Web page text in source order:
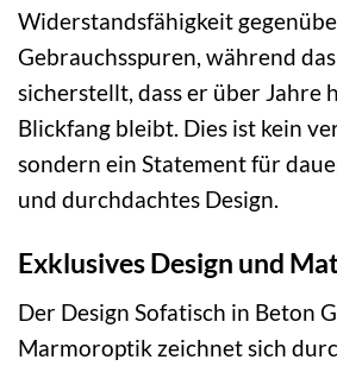
Widerstandsfähigkeit
Gebrauchsspuren, während
sicherstellt, dass er über Jahre
Blickfang bleibt. Dies ist kein
sondern ein Statement für
und durchdachtes Design.
Exklusives Design und
Der Design Sofatisch in Beton
Marmoroptik zeichnet sich